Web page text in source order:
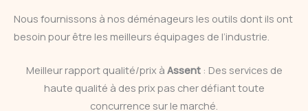
Nous fournissons à nos déménageurs les outils dont ils ont
besoin pour être les meilleurs équipages de l’industrie.
Meilleur rapport qualité/prix à Assent : Des services de
haute qualité à des prix pas cher défiant toute
concurrence sur le marché.